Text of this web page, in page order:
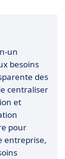
un
besoins
des
centraliser
et
pour
entreprise,